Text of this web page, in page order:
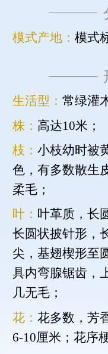
模式产地： 模式
生活型： 常绿灌
株： 高达10米；
枝： 小枝幼时被
色，有多数散生
柔毛；
叶： 叶革质，长
长圆状披针形，
尖，基翅楔形至
具内弯腺锯齿，
几无毛；
花： 花多数，芳
6-10厘米；花序